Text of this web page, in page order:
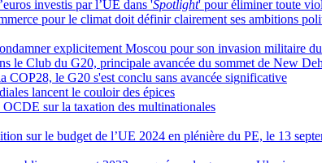
investis par l’UE dans 'Spotlight' pour éliminer toute
pour le climat doit définir clairement ses ambitions
explicitement Moscou pour son invasion militaire
le Club du G20, principale avancée du sommet de New
COP28, le G20 s'est conclu sans avancée significative
lancent le couloir des épices
sur la taxation des multinationales
sur le budget de l’UE 2024 en plénière du PE, le 13